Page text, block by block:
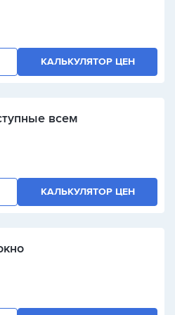
КАЛЬКУЛЯТОР ЦЕН
всем
КАЛЬКУЛЯТОР ЦЕН